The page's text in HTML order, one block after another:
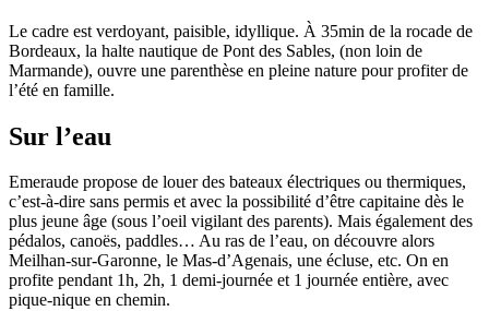
Le cadre est verdoyant, paisible, idyllique. À 35min de la rocade de
Bordeaux, la halte nautique de Pont des Sables, (non loin de
Marmande), ouvre une parenthèse en pleine nature pour profiter de
l’été en famille.
Sur l’eau
Emeraude propose de louer des bateaux électriques ou thermiques,
c’est-à-dire sans permis et avec la possibilité d’être capitaine dès le
plus jeune âge (sous l’oeil vigilant des parents). Mais également des
pédalos, canoës, paddles… Au ras de l’eau, on découvre alors
Meilhan-sur-Garonne, le Mas-d’Agenais, une écluse, etc. On en
profite pendant 1h, 2h, 1 demi-journée et 1 journée entière, avec
pique-nique en chemin.